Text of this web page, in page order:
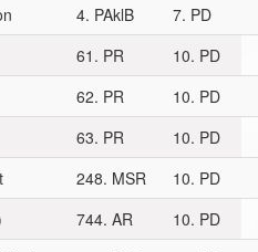
4. PAklB
7. PD
61. PR
10. PD
62. PR
10. PD
63. PR
10. PD
248. MSR
10. PD
744. AR
10. PD